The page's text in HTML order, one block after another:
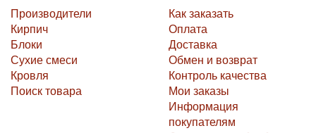
Производители
Кирпич
Блоки
Сухие смеси
Кровля
Поиск товара
Как заказать
Оплата
Доставка
Обмен и возврат
Контроль качества
Мои заказы
Информация
покупателям